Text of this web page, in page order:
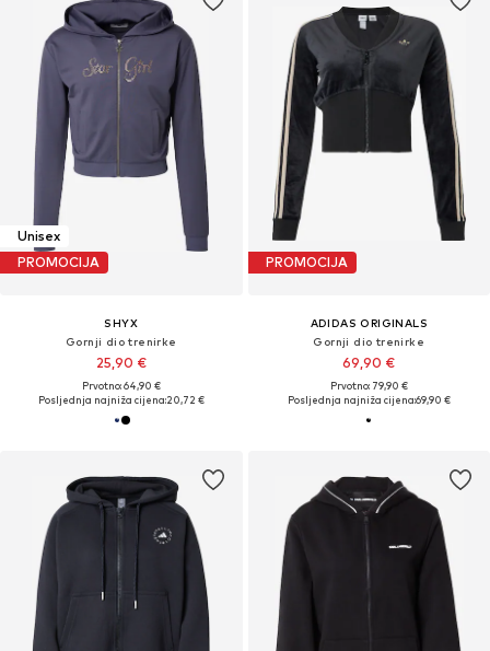
Unisex
PROMOCIJA
SHYX
Gornji dio trenirke
25,90 €
Prvotno: 64,90 €
Posljednja najniža cijena:20,72 €
PROMOCIJA
ADIDAS ORIGINALS
Gornji dio trenirke
69,90 €
Prvotno: 79,90 €
Posljednja najniža cijena:69,90 €